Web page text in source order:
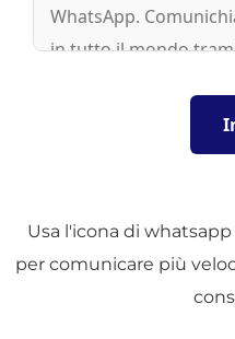
Usa l'icona di
per comunicare più